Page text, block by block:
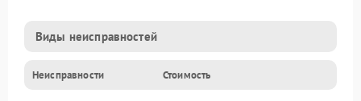
Виды неисправностей
Неисправности Стоимость